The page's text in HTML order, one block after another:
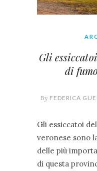
Gli
di
By FEDERICA
Gli essiccatoi
veronese sono
delle più
di questa